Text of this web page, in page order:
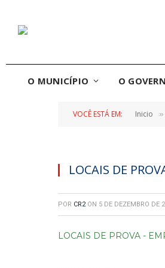
O MUNICÍPIO O
VOCÊ ESTÁ EM: Inicio »
LOCAIS DE
POR CR2 ON 5 DE DEZEMBRO DE
LOCAIS DE PROVA -